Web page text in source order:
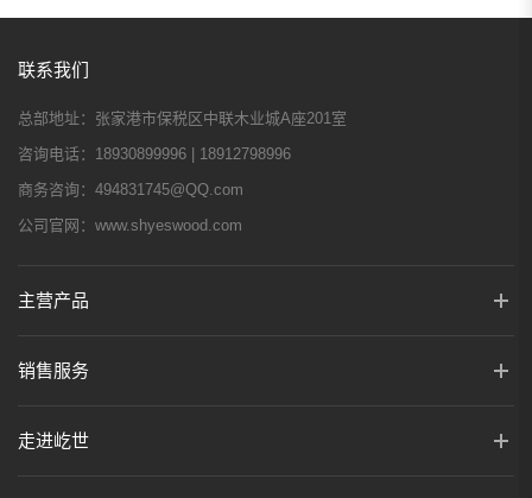
联系我们
总部地址： 张家港市保税区中联木业城A座201室
咨询电话： 18930899996 | 18912798996
商务咨询： 494831745@QQ.com
公司官网： www.shyeswood.com
主营产品
销售服务
走进屹世